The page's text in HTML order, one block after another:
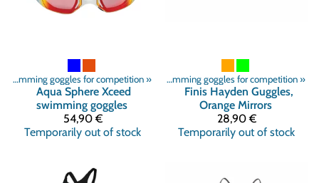
Swimming goggles for competition ‪»
Aqua Sphere Xceed
swimming goggles
54,90 €
Temporarily out of stock
Swimming‪»Swimming goggles‪» Swimming goggles for competition ‪»
Finis Hayden Guggles,
Orange Mirrors
28,90 €
Temporarily out of stock